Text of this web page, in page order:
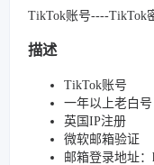
TikTok账号----TikTok
描述
TikTok账号
一年以上老白号
英国IP注册
微软邮箱验证
邮箱登录地址：